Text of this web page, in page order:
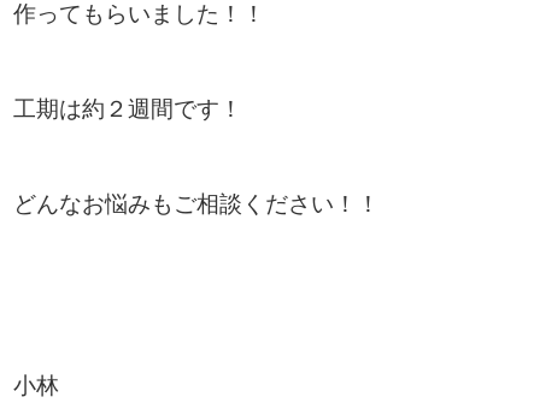
作ってもらいました！！
工期は約２週間です！
どんなお悩みもご相談ください！！
小林